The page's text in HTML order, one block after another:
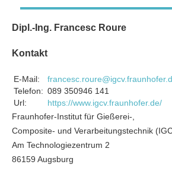
Dipl.-Ing. Francesc Roure
Kontakt
E-Mail:
Telefon: 089 350946 141
Url:
https://www.igcv.fraunhofer.de/
Fraunhofer-Institut für Gießerei-,
Composite- und Verarbeitungstechnik
Am Technologiezentrum 2
86159 Augsburg